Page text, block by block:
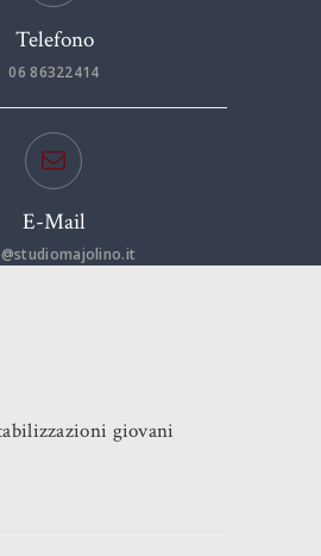
Telefono
06 86322414
E-Mail
giovani